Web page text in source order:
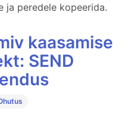
ja peredele kopeerida.
kaasamise
SEND